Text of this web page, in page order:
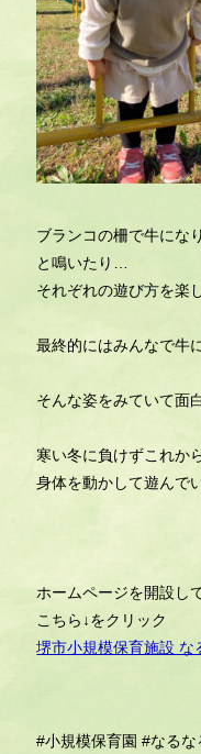
ブランコの柵で牛にな
と鳴いたり…
それぞれの遊び方を楽
最終的にはみんなで牛
そんな姿をみていて面
寒い冬に負けずこれか
身体を動かして遊んで
ホームページを開設し
こちら↓をクリック
堺市小規模保育施設 な
#小規模保育園 #なるな